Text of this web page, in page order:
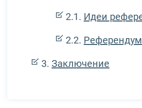
Идеи
Референдум
Заключение